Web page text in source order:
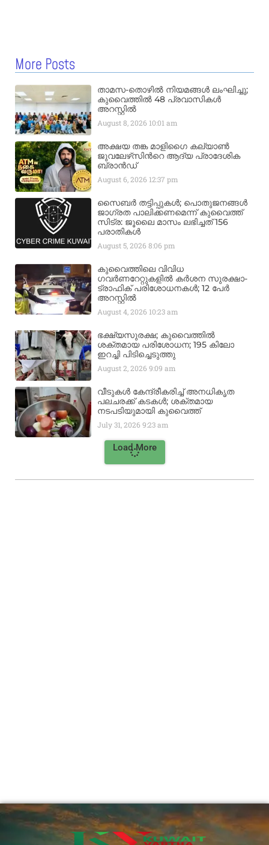
More Posts
താമസ-തൊഴിൽ നിയമങ്ങൾ ലംഘിച്ചു;
കുവൈത്തിൽ 48 പ്രവാസികൾ
അറസ്റ്റിൽ
August 8, 2026 10:01 am
അക്ഷയ തങ്ക മാളിഗൈ കല്യാണ്‍
ജുവലേഴ്‌സിന്‍റെ ആദ്യ പ്രാദേശിക
ബ്രാന്‍ഡ്
August 6, 2026 12:37 pm
സൈബർ തട്ടിപ്പുകൾ; പൊതുജനങ്ങൾ
ജാഗ്രത പാലിക്കണമെന്ന് കുവൈത്ത്
സിട്ര: ജൂലൈ മാസം ലഭിച്ചത് 156
പരാതികൾ
August 5, 20268:06 pm
കുവൈത്തിലെ വിവിധ
ഗവർണറേറ്റുകളിൽ കർശന സുരക്ഷാ-
ട്രാഫിക് പരിശോധനകൾ; 12 പേർ
അറസ്റ്റിൽ
August 4, 2026 10:23 am
ഭക്ഷ്യസുരക്ഷ; കുവൈത്തിൽ
ശക്തമായ പരിശോധന; 195 കിലോ
ഇറച്ചി പിടിച്ചെടുത്തു
August 2, 20269:09 am
വീടുകൾ കേന്ദ്രീകരിച്ച് അനധികൃത
പലചരക്ക് കടകൾ; ശക്തമായ
നടപടിയുമായി കുവൈത്ത്
July 31, 20269:23 am
Load More